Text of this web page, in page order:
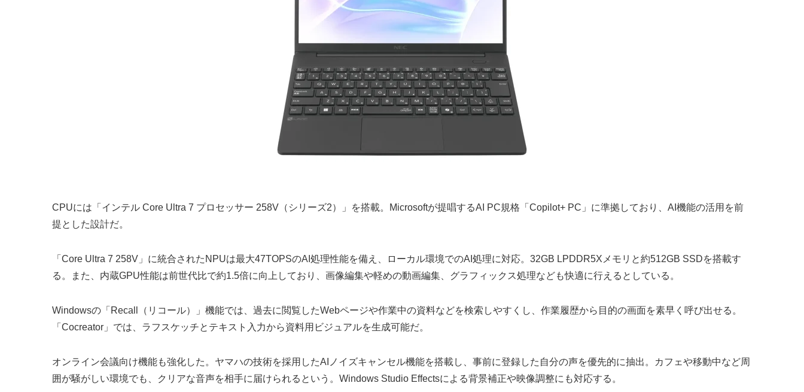
CPUには「インテル Core Ultra 7 プロセッサー 258V（シリーズ2）」を搭載。Microsoftが提唱するAI PC規格「Copilot+ PC」に準拠しており、AI機能の活用を前
提とした設計だ。
「Core Ultra 7 258V」に統合されたNPUは最大47TOPSのAI処理性能を備え、ローカル環境でのAI処理に対応。32GB LPDDR5Xメモリと約512GB SSDを搭載す
る。また、内蔵GPU性能は前世代比で約1.5倍に向上しており、画像編集や軽めの動画編集、グラフィックス処理なども快適に行えるとしている。
Windowsの「Recall（リコール）」機能では、過去に閲覧したWebページや作業中の資料などを検索しやすくし、作業履歴から目的の画面を素早く呼び出せる。
「Cocreator」では、ラフスケッチとテキスト入力から資料用ビジュアルを生成可能だ。
オンライン会議向け機能も強化した。ヤマハの技術を採用したAIノイズキャンセル機能を搭載し、事前に登録した自分の声を優先的に抽出。カフェや移動中など周
囲が騒がしい環境でも、クリアな音声を相手に届けられるという。Windows Studio Effectsによる背景補正や映像調整にも対応する。